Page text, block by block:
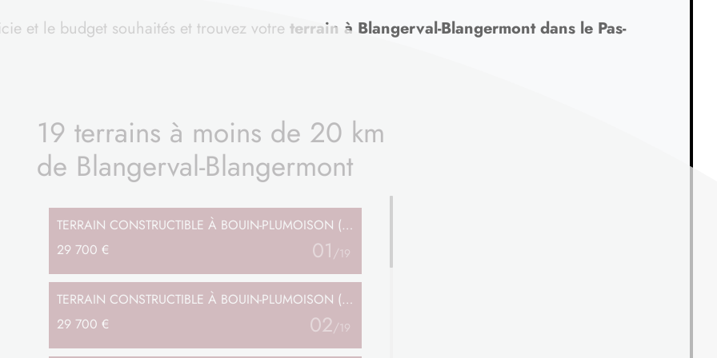
et le budget souhaités et trouvez votre terrain à Blangerval-Blangermont dans le Pas-
19 terrains à moins de 20 km
de Blangerval-Blangermont
TERRAIN CONSTRUCTIBLE À BOUIN-PLUMOISON (62)
29 700 €
01 /19
TERRAIN CONSTRUCTIBLE À BOUIN-PLUMOISON (62)
29 700 €
02/19